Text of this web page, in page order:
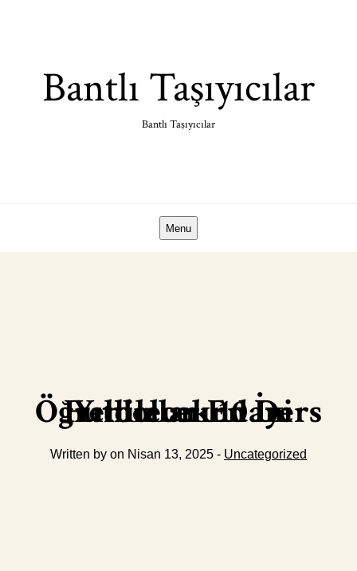
Bantlı Taşıyıcılar
Bantlı Taşıyıcılar
Menu
Futbolun En İyi Yıldızlarından Öğrenilecek 10 Ders
Written by on Nisan 13, 2025 - Uncategorized